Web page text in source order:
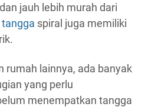
jauh lebih murah dari
spiral juga memiliki
rumah lainnya, ada banyak
yang perlu
menempatkan tangga